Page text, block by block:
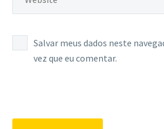
Salvar meus dados neste
vez que eu comentar.